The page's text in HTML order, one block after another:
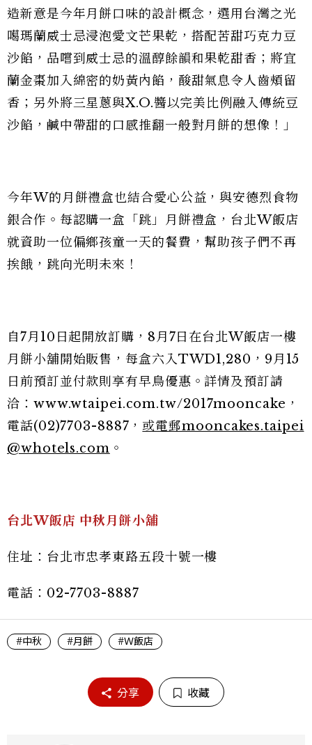
造新意是今年月餅口味的設計概念，選用台灣之光
噶瑪蘭威士忌浸泡愛文芒果乾，搭配苦甜巧克力豆
沙餡，品嚐到威士忌的溫醇餘韻和果乾甜香；將宜
蘭金棗加入綿密的奶黃內餡，酸甜氣息令人齒頰留
香；另外將三星蔥與X.O.醬以完美比例融入傳統豆
沙餡，鹹中帶甜的口感推翻一般對月餅的想像！」
今年W的月餅禮盒也結合愛心公益，與安德烈食物
銀合作。每認購一盒「跳」月餅禮盒，台北W飯店
就資助一位偏鄉孩童一天的餐費，幫助孩子們不再
挨餓，跳向光明未來！
自7月10日起開放訂購，8月7日在台北W飯店一樓
月餅小舖開始販售，每盒六入TWD1,280，9月15
日前預訂並付款則享有早鳥優惠。詳情及預訂請
洽：www.wtaipei.com.tw/2017mooncake，
電話(02)7703-8887， 或電郵mooncakes.taipei
@whotels.com 。
台北W飯店 中秋月餅小舖
住址：台北市忠孝東路五段十號一樓
電話：02-7703-8887
#中秋 #月餅 #Ｗ飯店
分享 收藏